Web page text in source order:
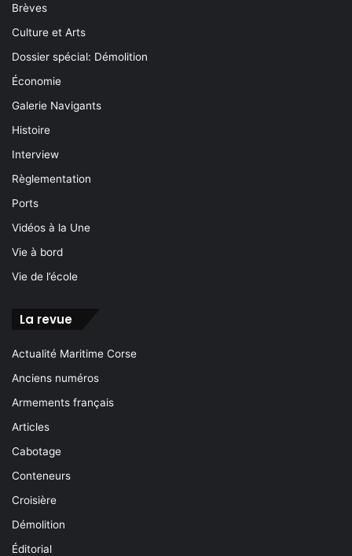
Brèves
Culture et Arts
Dossier spécial: Démolition
Économie
Galerie Navigants
Histoire
Interview
Règlementation
Ports
Vidéos à la Une
Vie à bord
Vie de l’école
La revue
Actualité Maritime Corse
Anciens numéros
Armements français
Articles
Cabotage
Conteneurs
Croisière
Démolition
Éditorial